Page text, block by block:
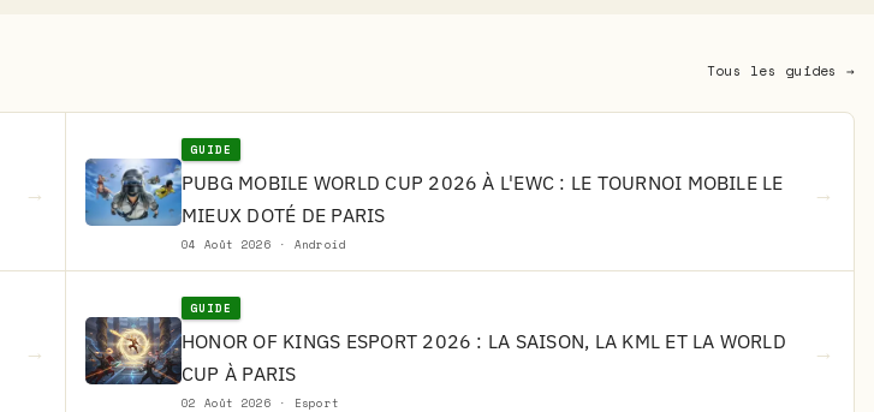
Tous les guides →
→
GUIDE
PUBG MOBILE WORLD CUP 2026 À L'EWC : LE TOURNOI MOBILE LE
MIEUX DOTÉ DE PARIS
04 Août 2026 · Android
→
→
GUIDE
HONOR OF KINGS ESPORT 2026 : LA SAISON, LA KML ET LA WORLD
CUP À PARIS
02 Août 2026 · Esport
→